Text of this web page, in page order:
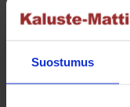
Suostumus
Asiakaspalvelu